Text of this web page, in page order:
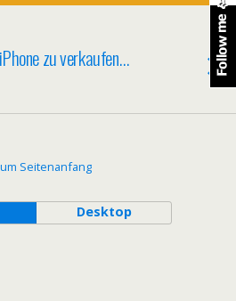
zu verkaufen…
Seitenanfang
Desktop